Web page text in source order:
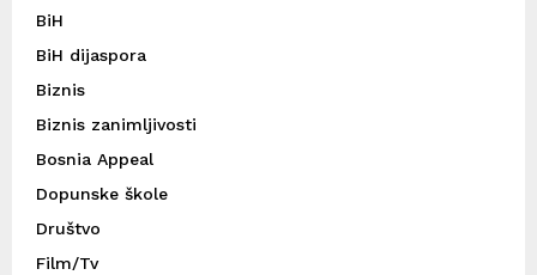
BiH
BiH dijaspora
Biznis
Biznis zanimljivosti
Bosnia Appeal
Dopunske škole
Društvo
Film/Tv